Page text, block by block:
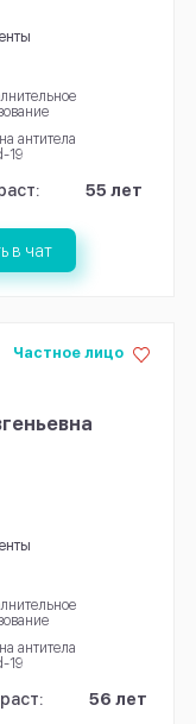
антитела
19
55 лет
в чат
Частное лицо
антитела
19
56 лет